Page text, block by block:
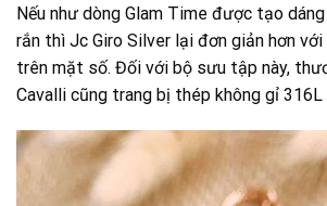
Nếu như dòng Glam Time được tạo
rắn thì Jc Giro Silver lại đơn giản hơn với
trên mặt số. Đối với bộ sưu tập này,
Cavalli cũng trang bị thép không gỉ